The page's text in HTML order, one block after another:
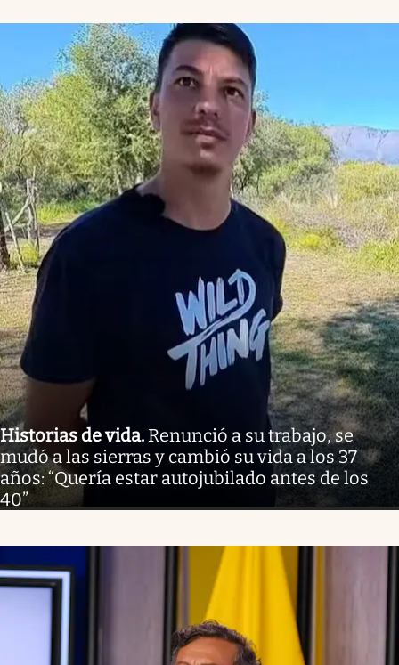
Historias de vida. Renunció a su trabajo, se
mudó a las sierras y cambió su vida a los 37
años: “Quería estar autojubilado antes de los
40”